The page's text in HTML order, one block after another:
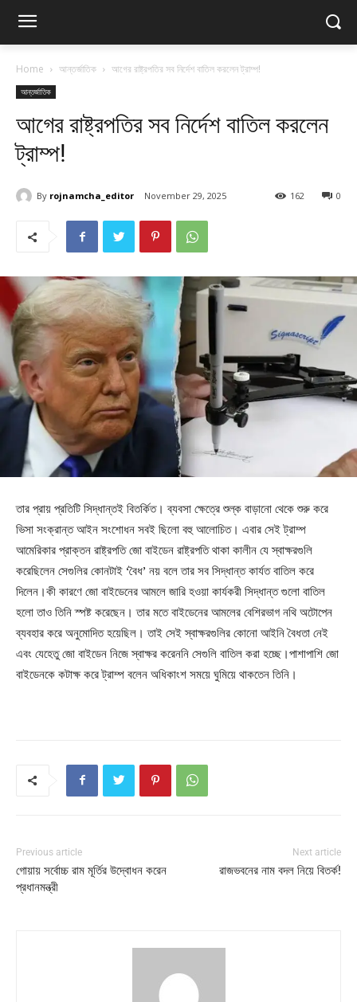
Home আন্তর্জাতিক আগের রাষ্ট্রপতির সব নির্দেশ বাতিল করলেন ট্রাম্প!
আন্তর্জাতিক
আগের রাষ্ট্রপতির সব নির্দেশ বাতিল করলেন
ট্রাম্প!
By rojnamcha_editor November 29, 2025 0
162
তার প্রায় প্রতিটি সিদ্ধান্তই বিতর্কিত। ব্যবসা ক্ষেত্রে শুল্ক বাড়ানো থেকে শুরু করে
ভিসা সংক্রান্ত আইন সংশোধন সবই ছিলো বহু আলোচিত। এবার সেই ট্রাম্প
আমেরিকার প্রাক্তন রাষ্ট্রপতি জো বাইডেন রাষ্ট্রপতি থাকা কালীন যে স্বাক্ষরগুলি
করেছিলেন সেগুলির কোনটাই ‘বৈধ’ নয় বলে তার সব সিদ্ধান্ত কার্যত বাতিল করে
দিলেন।কী কারণে জো বাইডেনের আমলে জারি হওয়া কার্যকরী সিদ্ধান্ত গুলো বাতিল
হলো তাও তিনি স্পষ্ট করেছেন। তার মতে বাইডেনের আমলের বেশিরভাগ নথি অটোপেন
ব্যবহার করে অনুমোদিত হয়েছিল। তাই সেই স্বাক্ষরগুলির কোনো আইনি বৈধতা নেই
এবং যেহেতু জো বাইডেন নিজে স্বাক্ষর করেননি সেগুলি বাতিল করা হচ্ছে।পাশাপাশি জো
বাইডেনকে কটাক্ষ করে ট্রাম্প বলেন অধিকাংশ সময়ে ঘুমিয়ে থাকতেন তিনি।
Previous article
গোয়ায় সর্বোচ্চ রাম মূর্তির উদ্বোধন করেন
প্রধানমন্ত্রী
Next article
রাজভবনের নাম বদল নিয়ে বিতর্ক!